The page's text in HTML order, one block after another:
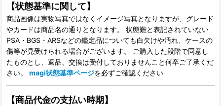
【状態基準に関して】
商品画像は実物写真ではなくイメージ写真となりますが、グレード
やカードは商品名の通りとなります。 状態難と表記されていない
PSA・BGS・ARSなどの鑑定品についても白欠けや汚れ、ケースの
傷等が見受けられる場合がございます。 ご購入した段階で同意し
たものとし、返品、交換は受付しておりませんこと何卒ご了承くだ
さい。 magi状態基準ページを必ずご確認ください
【商品代金の支払い時期】